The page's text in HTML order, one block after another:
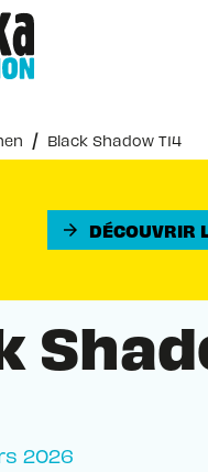
/ Black Shadow T14
arrow_forward DÉCOUVRIR
2026